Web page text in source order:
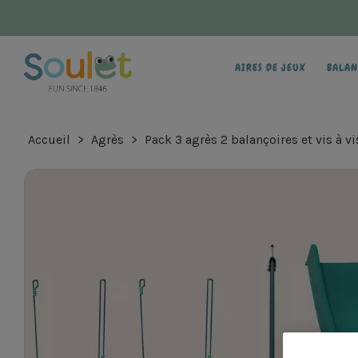
AIRES DE JEUX
Accueil Agrès Pack 3 agrès 2 balançoires et vis à